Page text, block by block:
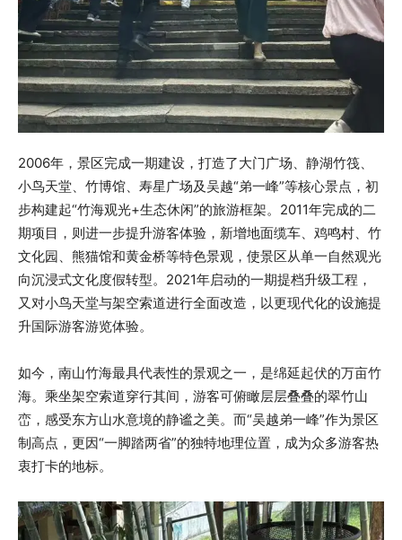
2006年，景区完成一期建设，打造了大门广场、静湖竹筏、
小鸟天堂、竹博馆、寿星广场及吴越“弟一峰”等核心景点，初
步构建起“竹海观光+生态休闲”的旅游框架。2011年完成的二
期项目，则进一步提升游客体验，新增地面缆车、鸡鸣村、竹
文化园、熊猫馆和黄金桥等特色景观，使景区从单一自然观光
向沉浸式文化度假转型。2021年启动的一期提档升级工程，
又对小鸟天堂与架空索道进行全面改造，以更现代化的设施提
升国际游客游览体验。
如今，南山竹海最具代表性的景观之一，是绵延起伏的万亩竹
海。乘坐架空索道穿行其间，游客可俯瞰层层叠叠的翠竹山
峦，感受东方山水意境的静谧之美。而“吴越弟一峰”作为景区
制高点，更因“一脚踏两省”的独特地理位置，成为众多游客热
衷打卡的地标。